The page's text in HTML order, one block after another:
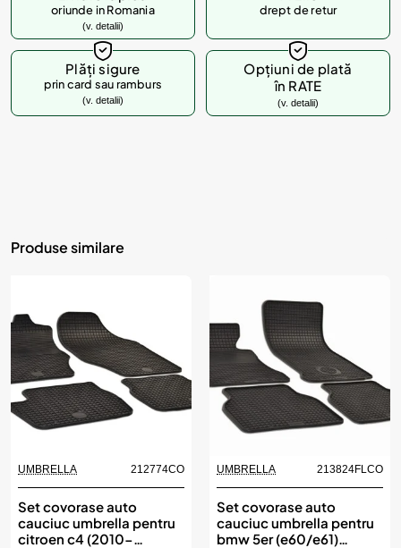
oriunde in Romania
(v. detalii)
drept de retur
Plăți sigure
prin card sau ramburs
(v. detalii)
Opțiuni de plată
în RATE
(v. detalii)
Produse similare
UMBRELLA 212774CO
Set covorase auto
cauciuc umbrella pentru
citroen c4 (2010-
UMBRELLA 213824FLCO
Set covorase auto
cauciuc umbrella pentru
bmw 5er (e60/e61)